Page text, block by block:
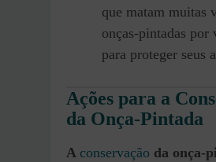
que matam muitas
onças-pintadas por
para proteger seus
Ações para a
da Onça-Pintada
A conservação da onça-